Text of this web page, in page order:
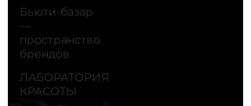
Бьюти-базар
—
пространство
брендов
ЛАБОРАТОРИЯ
КРАСОТЫ